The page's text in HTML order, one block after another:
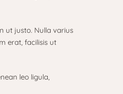
ut justo. Nulla varius
erat, facilisis ut
leo ligula,